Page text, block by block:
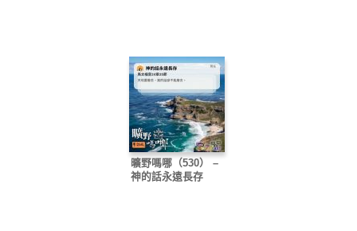
曠野嗎哪（530） –
神的話永遠長存